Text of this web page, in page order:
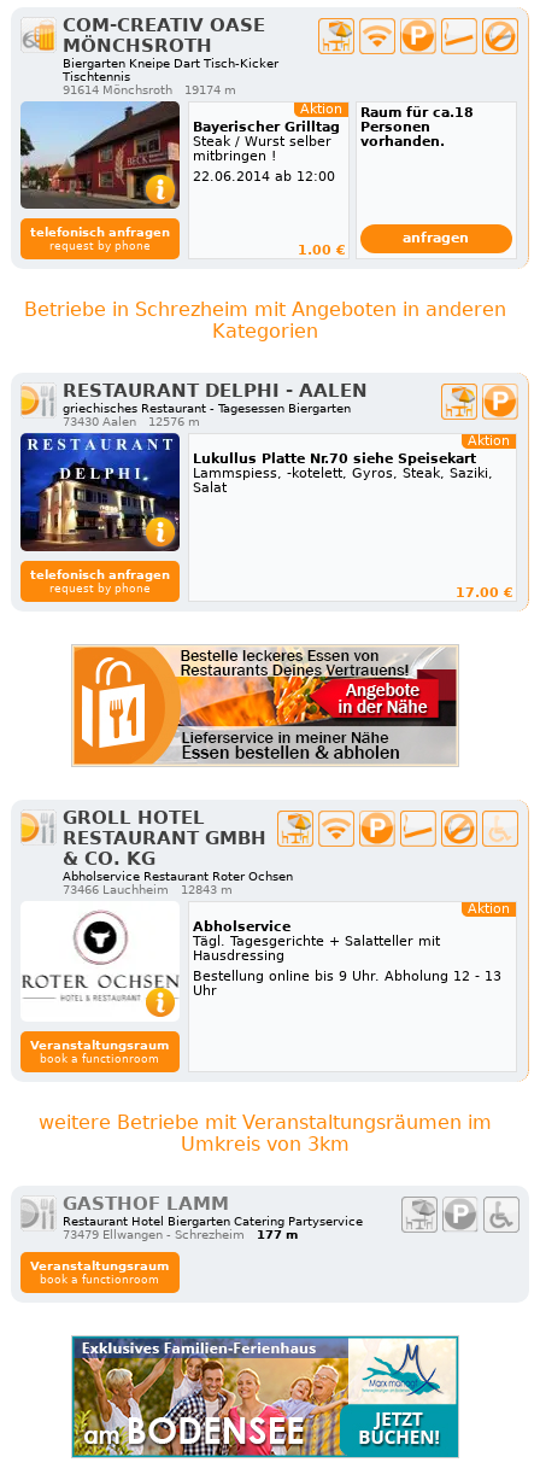
COM-CREATIV OASE
MÖNCHSROTH
Biergarten Kneipe Dart Tisch-Kicker
Tischtennis
91614 Mönchsroth
19174 m
telefonisch anfragen
request by phone
Aktion
Bayerischer Grilltag
Steak / Wurst selber
mitbringen !
22.06.2014 ab 12:00
1.00 €
Raum für ca.18
Personen
vorhanden.
anfragen
Betriebe in Schrezheim mit Angeboten in anderen
Kategorien
RESTAURANT DELPHI - AALEN
griechisches Restaurant - Tagesessen Biergarten
73430 Aalen
12576 m
telefonisch anfragen
request by phone
Aktion
Lukullus Platte Nr.70 siehe Speisekart
Lammspiess, -kotelett, Gyros, Steak, Saziki,
Salat
17.00 €
GROLL HOTEL
RESTAURANT GMBH
& CO. KG
Abholservice Restaurant Roter Ochsen
73466 Lauchheim
12843 m
Veranstaltungsraum
book a functionroom
Aktion
Abholservice
Tägl. Tagesgerichte + Salatteller mit
Hausdressing
Bestellung online bis 9 Uhr. Abholung 12 - 13
Uhr
weitere Betriebe mit Veranstaltungsräumen im
Umkreis von 3km
GASTHOF LAMM
Restaurant Hotel Biergarten Catering Partyservice
73479 Ellwangen - Schrezheim
177 m
Veranstaltungsraum
book a functionroom